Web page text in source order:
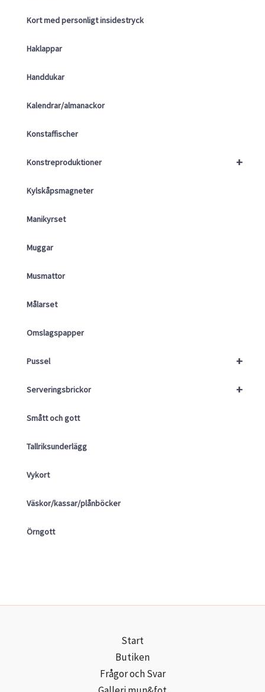
Kort med personligt insidestryck
Haklappar
Handdukar
Kalendrar/almanackor
Konstaffischer
+
Konstreproduktioner
Kylskåpsmagneter
Manikyrset
Muggar
Musmattor
Målarset
Omslagspapper
+
Pussel
+
Serveringsbrickor
Smått och gott
Tallriksunderlägg
Vykort
Väskor/kassar/plånböcker
Örngott
Start
Butiken
Frågor och Svar